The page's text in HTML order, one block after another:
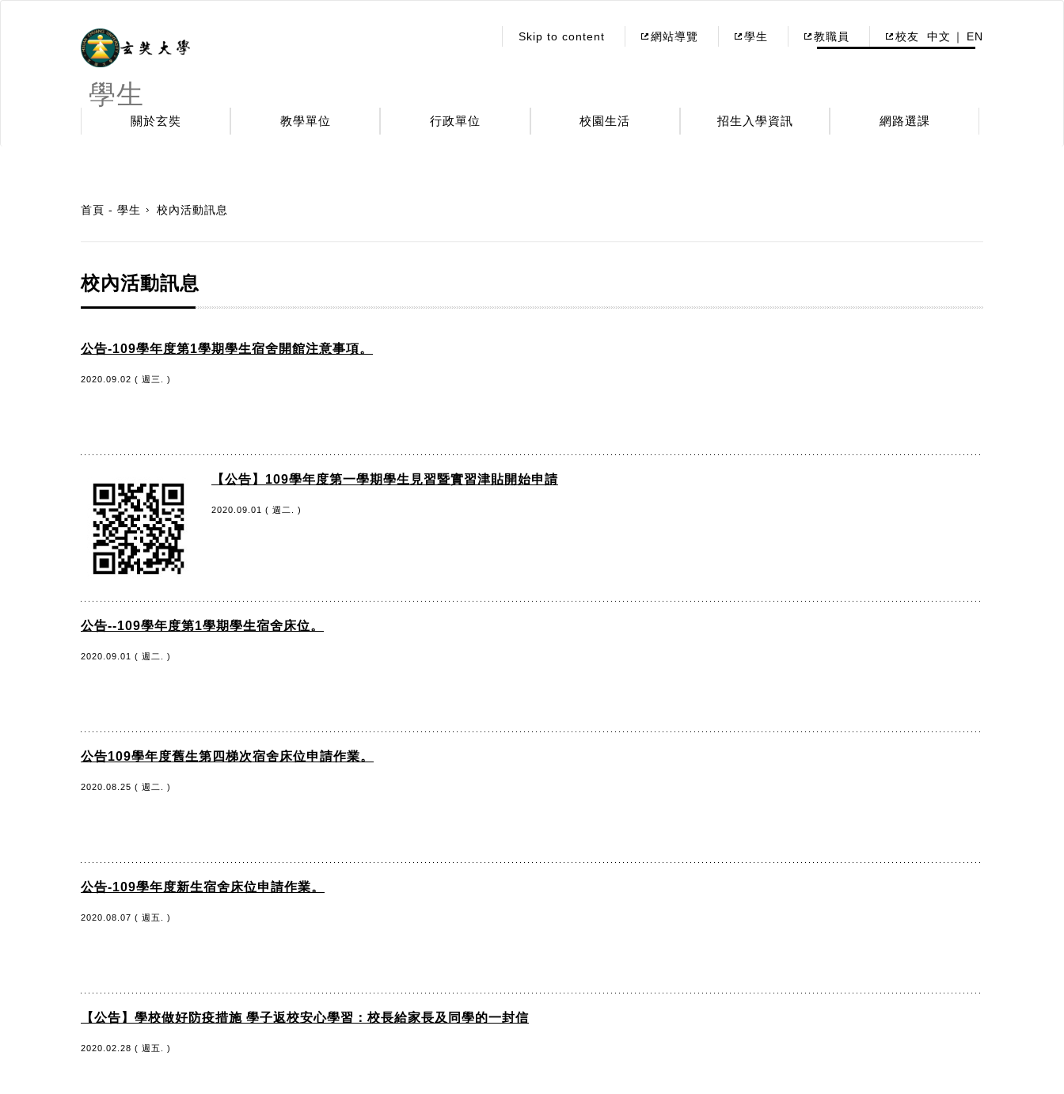
學生
Skip to content 網站導覽 學生 教職員 校友 中文 EN
關於玄奘 教學單位 行政單位 校園生活 招生入學資訊 網路選課
首頁 - 學生 校內活動訊息
校內活動訊息
公告-109學年度第1學期學生宿舍開館注意事項。
2020.09.02 ( 週三. )
【公告】109學年度第一學期學生見習暨實習津貼開始申請
2020.09.01 ( 週二. )
公告--109學年度第1學期學生宿舍床位。
2020.09.01 ( 週二. )
公告109學年度舊生第四梯次宿舍床位申請作業。
2020.08.25 ( 週二. )
公告-109學年度新生宿舍床位申請作業。
2020.08.07 ( 週五. )
【公告】學校做好防疫措施 學子返校安心學習：校長給家長及同學的一封信
2020.02.28 ( 週五. )